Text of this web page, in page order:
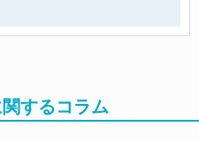
するコラム